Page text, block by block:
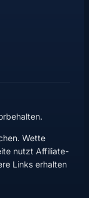
Wette
nutzt Affiliate-
Links erhalten